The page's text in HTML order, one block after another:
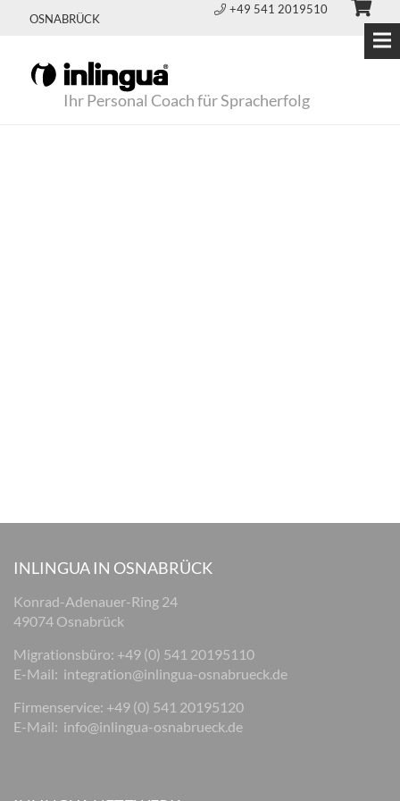
OSNABRÜCK
+49 541 2019510
Ihr Personal Coach für Spracherfolg
INLINGUA IN OSNABRÜCK
Konrad-Adenauer-Ring 24
49074 Osnabrück
Migrationsbüro: +49 (0) 541 20195110
E-Mail: integration@inlingua-osnabrueck.de
Firmenservice: +49 (0) 541 20195120
E-Mail: info@inlingua-osnabrueck.de